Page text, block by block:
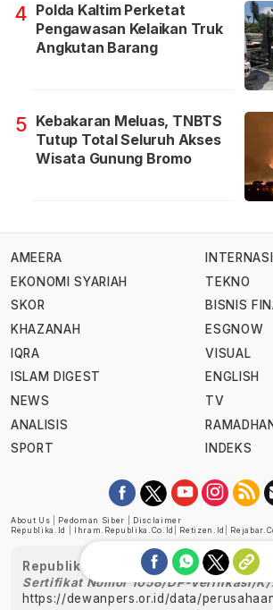
4 Polda Kaltim Perketat
Pengawasan Kelaikan Truk
Angkutan Barang
5 Kebakaran Meluas, TNBTS
Tutup Total Seluruh Akses
Wisata Gunung Bromo
AMEERA
EKONOMI SYARIAH
SKOR
KHAZANAH
IQRA
ISLAM DIGEST
NEWS
ANALISIS
SPORT
TEKNO
BISNIS
ESGNOW
VISUAL
ENGLISH
TV
INDEKS
About Us Pedoman Siber
Disclaimer
Republika.id
Ihram.republika.co.id Retizen.id
Republika telah diverifikasi oleh
Sertifikat Nomor 1058/DP-Verifikasi/
https://dewanpers.or.id/data/